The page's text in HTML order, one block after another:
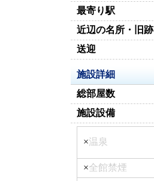
最寄り駅
近辺の名所・旧跡
送迎
施設詳細
総部屋数
施設設備
×温泉
×全館禁煙